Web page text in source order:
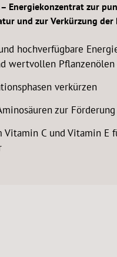
– Energiekonzentrat zur
und zur Verkürzung der
hochverfügbare
wertvollen Pflanzenölen
verkürzen
zur Förderung
C und Vitamin E